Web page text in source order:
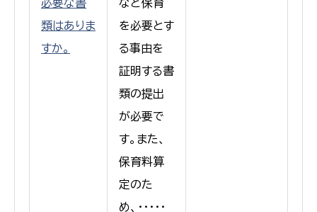
必要な書
類はありま
すか。
など保育
を必要とす
る事由を
証明する書
類の提出
が必要で
す。また、
保育料算
定のた
め、・・・・・